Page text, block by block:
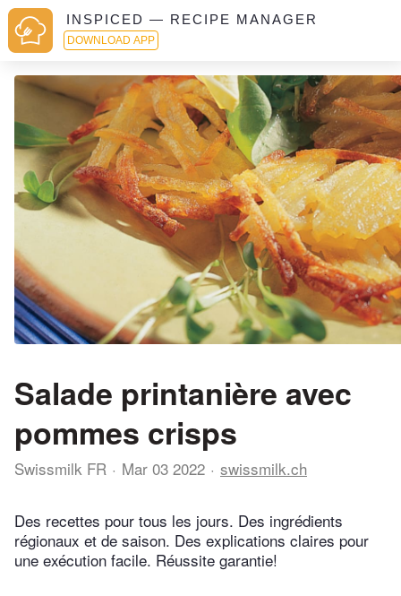
INSPICED — RECIPE MANAGER
DOWNLOAD APP
Salade printanière avec
pommes crisps
Swissmilk FR Mar 03 2022 swissmilk.ch
Des recettes pour tous les jours. Des ingrédients
régionaux et de saison. Des explications claires pour
une exécution facile. Réussite garantie!